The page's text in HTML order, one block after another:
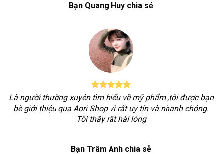
Bạn Quang Huy chia sẻ
Là người thường xuyên tìm hiểu về mỹ phẩm ,tôi được bạn
bè giới thiệu qua Aori Shop vì rất uy tín và nhanh chóng.
Tôi thấy rất hài lòng
Bạn Trâm Anh chia sẻ